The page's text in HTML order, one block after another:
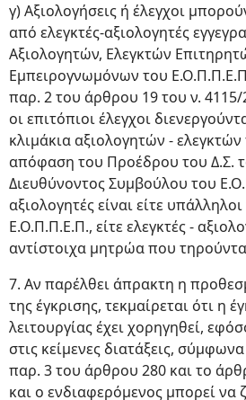
γ) Αξιολογήσεις ή έλεγχοι
από ελεγκτές-αξιολογητές
Αξιολογητών, Ελεγκτών
Εμπειρογνωμόνων του
παρ. 2 του άρθρου 19 του ν. 4115/
οι επιτόπιοι έλεγχοι
κλιμάκια αξιολογητών -
απόφαση του Προέδρου του Δ.Σ.
Διευθύνοντος Συμβούλου του
αξιολογητές είναι είτε
Ε.Ο.Π.Π.Ε.Π., είτε ελεγκτές -
αντίστοιχα μητρώα που
7. Αν παρέλθει άπρακτη η
της έγκρισης, τεκμαίρεται ότι η
λειτουργίας έχει χορηγηθεί,
στις κείμενες διατάξεις,
παρ. 3 του άρθρου 280 και το
και ο ενδιαφερόμενος μπορεί να